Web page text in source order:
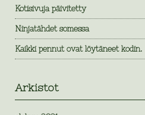
Kotisivuja päivitetty
Ninjatähdet somessa
Kaikki pennut ovat löytäneet kodin.
Arkistot